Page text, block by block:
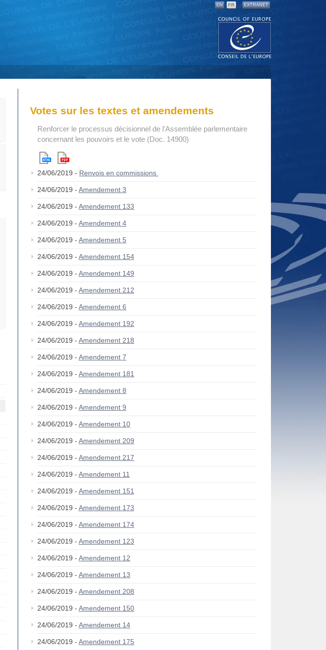
EN FR EXTRANET
Votes sur les textes et amendements
Renforcer le processus décisionnel de l'Assemblée parlementaire
concernant les pouvoirs et le vote (Doc. 14900)
24/06/2019 - Renvois en commissions
24/06/2019 - Amendement 3
24/06/2019 - Amendement 133
24/06/2019 - Amendement 4
24/06/2019 - Amendement 5
24/06/2019 - Amendement 154
24/06/2019 - Amendement 149
24/06/2019 - Amendement 212
24/06/2019 - Amendement 6
24/06/2019 - Amendement 192
24/06/2019 - Amendement 218
24/06/2019 - Amendement 7
24/06/2019 - Amendement 181
24/06/2019 - Amendement 8
24/06/2019 - Amendement 9
24/06/2019 - Amendement 10
24/06/2019 - Amendement 209
24/06/2019 - Amendement 217
24/06/2019 - Amendement 11
24/06/2019 - Amendement 151
24/06/2019 - Amendement 173
24/06/2019 - Amendement 174
24/06/2019 - Amendement 123
24/06/2019 - Amendement 12
24/06/2019 - Amendement 13
24/06/2019 - Amendement 208
24/06/2019 - Amendement 150
24/06/2019 - Amendement 14
24/06/2019 - Amendement 175